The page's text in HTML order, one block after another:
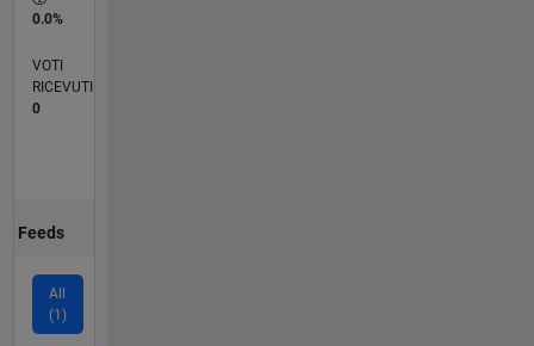
0.0%
VOTI
RICEVUTI
0
Feeds
All
(1)